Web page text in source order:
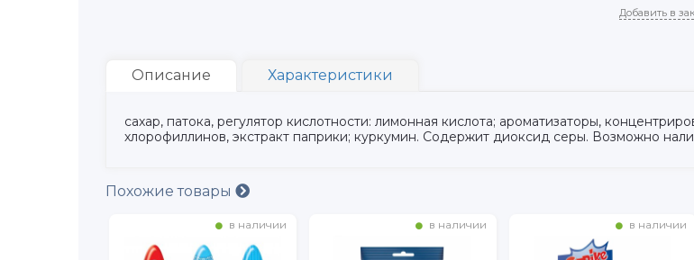
Добавить в
Описание Характеристики
сахар, патока, регулятор кислотности: лимонная кислота; ароматизаторы,
хлорофиллинов, экстракт паприки; куркумин. Содержит диоксид серы. Возможно
Похожие товары
в наличии в наличии в наличии